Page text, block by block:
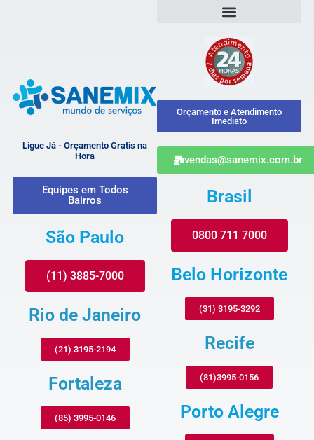
Ligue Já - Orçamento Gratis na
Hora
Equipes em Todos
Bairros
São Paulo
(11) 3885-7000
Rio de Janeiro
(21) 3195-2194
Fortaleza
(85) 3995-0146
Orçamento e Atendimento
Imediato
vendas@sanemix.com.br
Brasil
0800 711 7000
Belo Horizonte
(31) 3195-3292
Recife
(81)3995-0156
Porto Alegre